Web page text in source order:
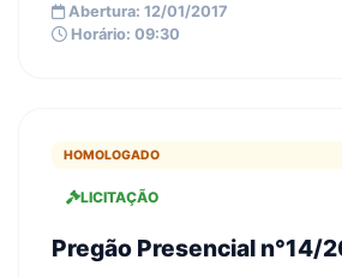
Abertura: 12/01/2017
Horário: 09:30
HOMOLOGADO
LICITAÇÃO
Pregão Presencial n°14/